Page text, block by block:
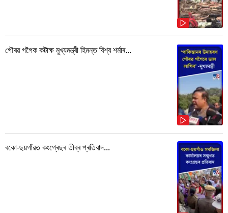
গৌৰৱ গগৈক কটাক্ষ মুখ্যমন্ত্ৰী হিমন্ত বিশ্ব শৰ্মাৰ...
বকো-ছয়গাঁৱত কংগ্ৰেছৰ তীব্ৰ প্ৰতিবাদ...